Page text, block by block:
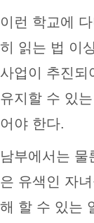
이런 학교에
히 읽는 법 이
사업이 추진되
유지할 수 있
어야 한다.
남부에서는 물
은 유색인 자
해 할 수 있는